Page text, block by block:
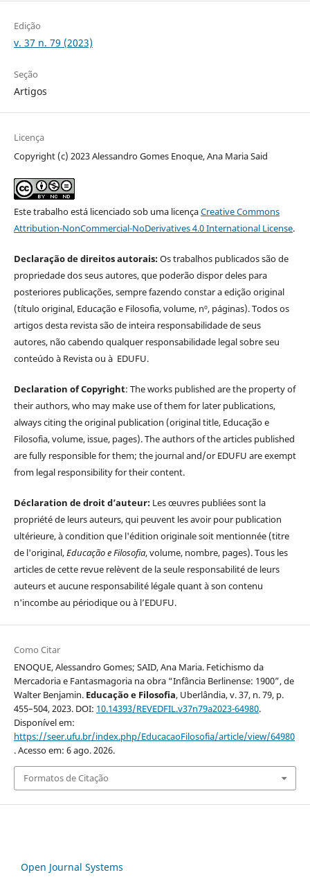
Edição
v. 37 n. 79 (2023)
Seção
Artigos
Licença
Copyright (c) 2023 Alessandro Gomes Enoque, Ana Maria Said
Este trabalho está licenciado sob uma licençaCreative Commons
Attribution-NonCommercial-NoDerivatives 4.0 International License.
Declaração de direitos autorais:Os trabalhos publicados são de
propriedade dos seus autores, que poderão dispor deles para
posteriores publicações, sempre fazendo constar a edição original
(título original, Educação e Filosofia, volume, nº, páginas). Todos os
artigos desta revista são de inteira responsabilidade de seus
autores, não cabendo qualquer responsabilidade legal sobre seu
conteúdo à Revista ou à EDUFU.
Declaration of Copyright: The works published are the property of
their authors, who may make use of them for later publications,
always citing the original publication (original title, Educação e
Filosofia, volume, issue, pages). The authors of the articles published
are fully responsible for them; the journal and/or EDUFU are exempt
from legal responsibility for their content.
Déclaration de droit d’auteur: Les œuvres publiées sont la
propriété de leurs auteurs, qui peuvent les avoir pour publication
ultérieure, à condition que l'édition originale soit mentionnée (titre
de l'original,Educação e Filosofia, volume, nombre, pages). Tous les
articles de cette revue relèvent de la seule responsabilité de leurs
auteurs et aucune responsabilité légale quant à son contenu
n'incombe au périodique ou à l’EDUFU.
Como Citar
ENOQUE, Alessandro Gomes; SAID, Ana Maria. Fetichismo da
Mercadoria e Fantasmagoria na obra “Infância Berlinense: 1900”, de
Walter Benjamin. Educação e Filosofia, Uberlândia, v. 37, n. 79, p.
455–504, 2023. DOI: 10.14393/REVEDFIL.v37n79a2023-64980.
Disponível em:
https://seer.ufu.br/index.php/EducacaoFilosofia/article/view/64980
. Acesso em: 6 ago. 2026.
Formatos de Citação
Open Journal Systems